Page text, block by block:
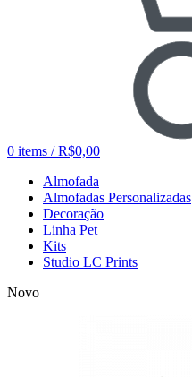
0 items / R$0,00
Almofada
Almofadas Personalizadas
Decoração
Linha Pet
Kits
Studio LC Prints
Novo